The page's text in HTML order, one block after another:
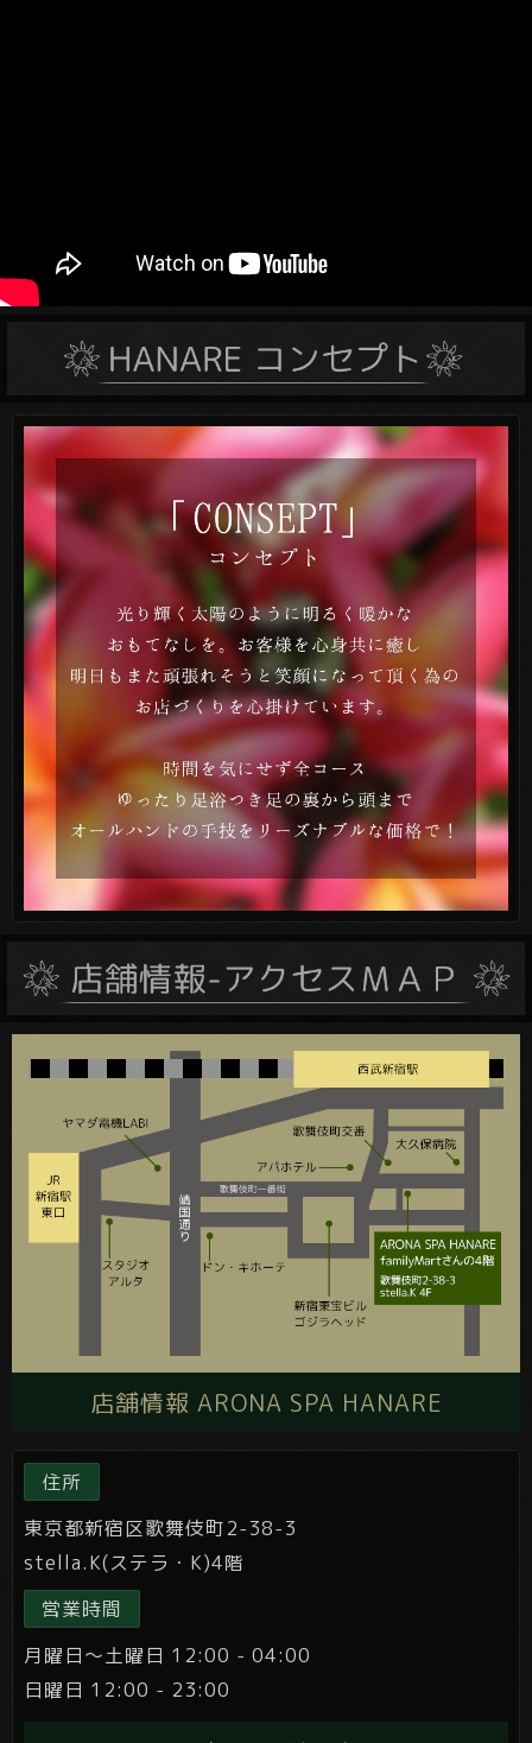
店舗情報 ARONA SPA HANARE
住所
東京都新宿区歌舞伎町2-38-3
stella.K(ステラ・K)4階
営業時間
月曜日～土曜日 12:00 - 04:00
日曜日 12:00 - 23:00